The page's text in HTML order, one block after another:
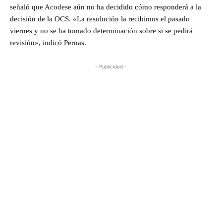
señaló que Acodese aún no ha decidido cómo responderá a la
decisión de la OCS. «La resolución la recibimos el pasado
viernes y no se ha tomado determinación sobre si se pedirá
revisión», indicó Pernas.
- Publicidad -